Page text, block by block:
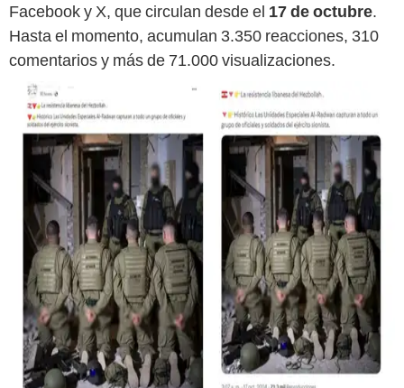
Facebook y X, que circulan desde el 17 de octubre.
Hasta el momento, acumulan 3.350 reacciones, 310
comentarios y más de 71.000 visualizaciones.